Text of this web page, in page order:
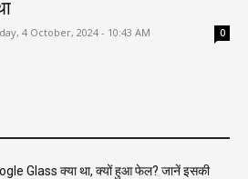
4 October, 2024 - 10:43 AM 0
Glass क्या था, क्यों हुआ फेल? जानें इसकी